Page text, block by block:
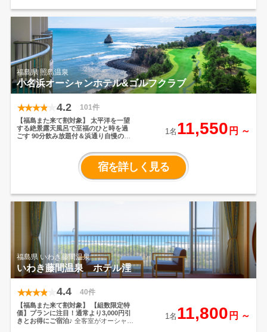
す露天風呂は、源泉かけ流しの温泉。
ご夕食は「ヒバラダイニング」にて、
東北ならではの海の幸、山の幸、郷土
の味をバイキングスタイルで。
福島県 照島温泉
小名浜オーシャンホテル&ゴルフクラブ
4.2 101件
【福島また来て割対象】
太平洋を一望
する絶景露天風呂で至福のひと時を過
ごす90分飲み放題付＆浜通り自慢の海
む、南欧風のリゾートホテル。ロビー
エントランスからは、雄大な太平洋と
美しいゴルフコースを一望いただけま
いわき市小名浜エリアは「東北の
世界にも認められたアジア屈指のリゾ
ートコースで、贅沢なプレーをご満喫
いただけます。
しく冬は暖かい過ごしやすい気候で、
観光にもおすすめのエリア。ご家族で
楽しめるレジャー施設から、カップル
に人気の観光スポットまで、多彩な魅
力が揃っています。 天然温泉の露天風
呂から望む太平洋の景色も格別。開放
感あふれるリゾートホテルならではの
復などに効能のある温泉で、心身とも
らに、泉駅からは無料送迎バスも運行
しております（午前3便・午後3便の定
時運行）。アクセスも便利ですので、
1名 11,550 円 ～
宿を詳しく見る
福島県 いわき藤間温泉
いわき藤間温泉 ホテル浬
4.4 40件
【福島また来て割対象】
【組数限定特
価】プランに注目！通常より3,000円引
きとお得にご宿泊♪ 全客室がオーシャン
1名 11,800 円 ～